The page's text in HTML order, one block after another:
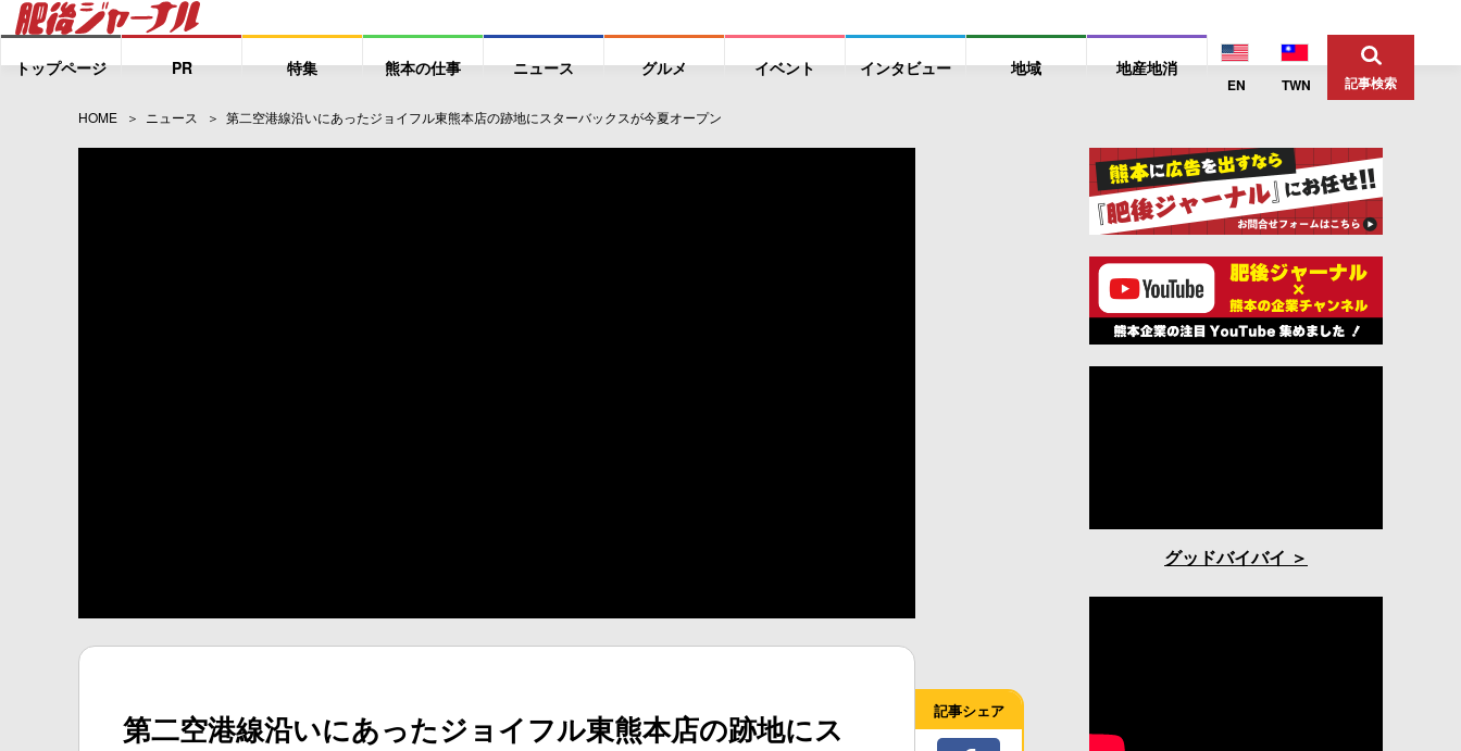
トップページ PR 特集 熊本の仕事 ニュース グルメ イベント インタビュー 地域 地産地消
EN TWN 記事検索
HOME ニュース 第二空港線沿いにあったジョイフル東熊本店の跡地にスターバックスが今夏オープン
第二空港線沿いにあったジョイフル東熊本店の跡地にス
記事シェア
グッドバイバイ